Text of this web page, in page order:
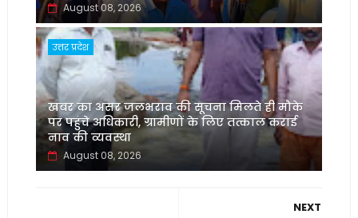
August 08, 2026
उत्तर प्रदेश
खबर का असर जलभराव की सूचना मिलते ही मौके
पर पहुंचे अधिकारी, ग्रामीणों के लिए तत्काल कराई
नाव की व्यवस्था
August 08, 2026
NEXT